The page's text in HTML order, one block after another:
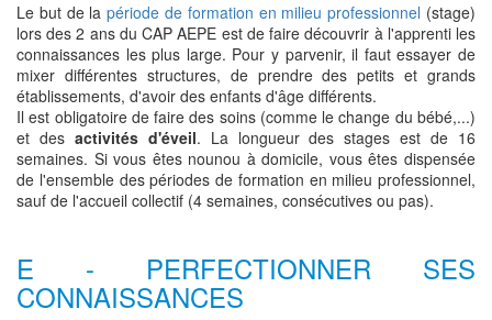
Le but de lapériode de formation en milieu professionnel (stage)
lors des 2 ans du CAP AEPE est de faire découvrir à l'apprenti les
connaissances les plus large. Pour y parvenir, il faut essayer de
mixer différentes structures, de prendre des petits et grands
établissements, d'avoir des enfants d'âge différents.
Il est obligatoire de faire des soins (comme le change du bébé,...)
et des activités d'éveil. La longueur des stages est de 16
semaines. Si vous êtes nounou à domicile, vous êtes dispensée
de l'ensemble des périodes de formation en milieu professionnel,
sauf de l'accueil collectif (4 semaines, consécutives ou pas).
E - PERFECTIONNER SES
CONNAISSANCES